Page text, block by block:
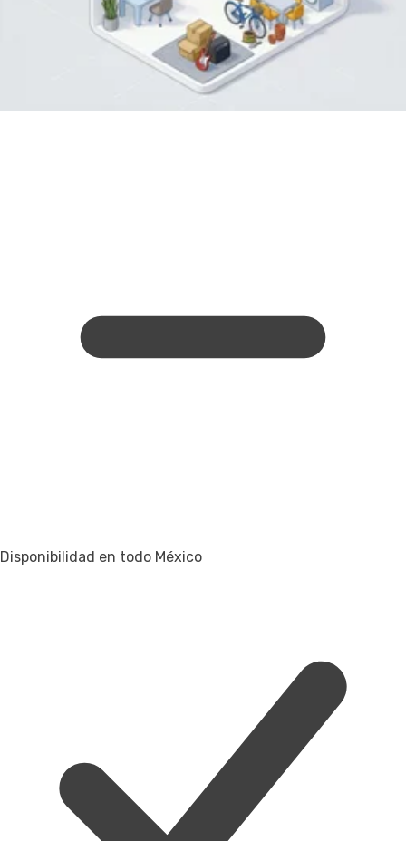
Disponibilidad en todo México